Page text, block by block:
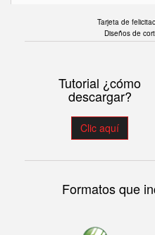
Tarjeta de
Diseños de
Tutorial ¿cómo
descargar?
Clic aquí
Formatos que